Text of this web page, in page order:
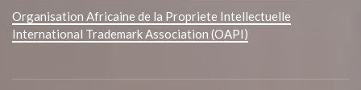
Organisation Africaine de la Propriete Intellectuelle
International Trademark Association (OAPI)